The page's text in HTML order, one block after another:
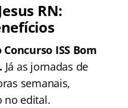
RN:
ISS Bom
Já as jornadas de
semanais,
no edital.